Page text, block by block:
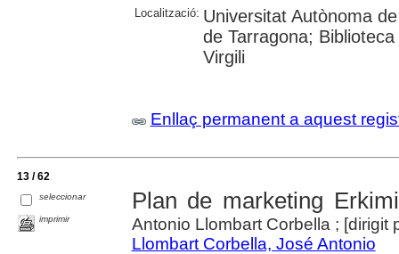
Localització: Universitat Autònoma
de Tarragona;
Virgili
Enllaç permanent a aquest
13 / 62
seleccionar
imprimir
Plan de marketing
Antonio Llombart Corbella ; [dirigit
Llombart Corbella, José Antonio